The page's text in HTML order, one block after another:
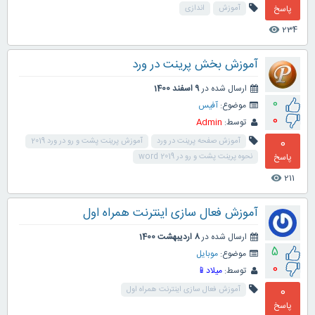
پاسخ
234
visibility
آموزش اندازی
0
0
0
پاسخ
211
visibility
آموزش بخش پرینت در ورد
ارسال شده در9 اسفند 1400
موضوع: آفیس
توسط: Admin
آموزش صفحه پرینت در ورد
آموزش پرینت پشت و رو در ورد 2019
نحوه پرینت پشت و رو در word 2019
5
0
0
پاسخ
آموزش فعال سازی اینترنت همراه اول
ارسال شده در8 اردیبهشت 1400
موضوع: موبایل
توسط: میلاد📱
آموزش فعال سازی اینترنت همراه اول